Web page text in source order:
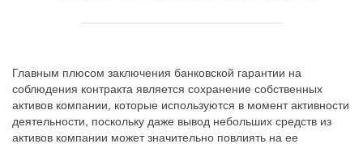
Главным плюсом заключения банковской гарантии на
соблюдения контракта является сохранение собственных
активов компании, которые используются в момент активности
деятельности, поскольку даже вывод небольших средств из
активов компании может значительно повлиять на ее